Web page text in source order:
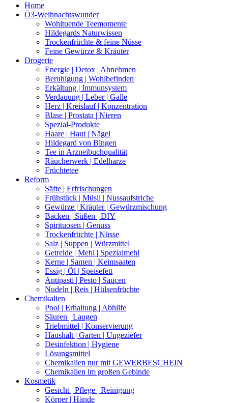
Home
Ö3-Weihnachtswunder
Wohltuende Teemomente
Hildegards Naturwissen
Trockenfrüchte & feine Nüsse
Feine Gewürze & Kräuter
Drogerie
Energie | Detox | Abnehmen
Beruhigung | Wohlbefinden
Erkältung | Immunsystem
Verdauung | Leber | Galle
Herz | Kreislauf | Konzentration
Blase | Prostata | Nieren
Spezial-Produkte
Haare | Haut | Nägel
Hildegard von Bingen
Tee in Arzneibuchqualität
Räucherwerk | Edelharze
Früchtetee
Reform
Säfte | Erfrischungen
Frühstück | Müsli | Nussaufstriche
Gewürze | Kräuter | Gewürzmischung
Backen | Süßen | DIY
Spirituosen | Genuss
Trockenfrüchte | Nüsse
Salz | Suppen | Würzmittel
Getreide | Mehl | Spezialmehl
Kerne | Samen | Keimsaaten
Essig | Öl | Speisefett
Antipasti | Pesto | Saucen
Nudeln | Reis | Hülsenfrüchte
Chemikalien
Pool | Erhaltung | Abhilfe
Säuren | Laugen
Triebmittel | Konservierung
Haushalt | Garten | Ungeziefer
Desinfektion | Hygiene
Lösungsmittel
Chemikalien nur mit GEWERBESCHEIN
Chemikalien im großen Gebinde
Kosmetik
Gesicht | Pflege | Reinigung
Körper | Hände